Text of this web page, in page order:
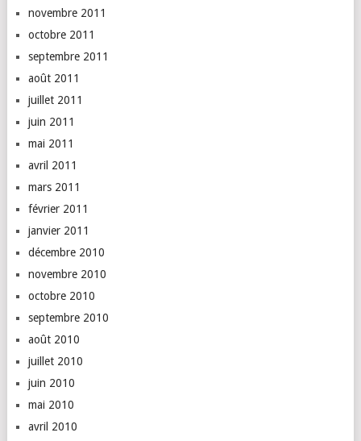
novembre 2011
octobre 2011
septembre 2011
août 2011
juillet 2011
juin 2011
mai 2011
avril 2011
mars 2011
février 2011
janvier 2011
décembre 2010
novembre 2010
octobre 2010
septembre 2010
août 2010
juillet 2010
juin 2010
mai 2010
avril 2010